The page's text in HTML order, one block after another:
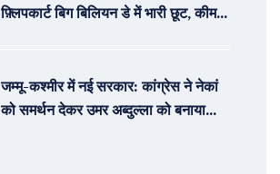
फ़्लिपकार्ट बिग बिलियन डे में भारी छूट, कीमत
जम्मू-कश्मीर में नई सरकार: कांग्रेस ने नेकां
को समर्थन देकर उमर अब्दुल्ला को बनाया